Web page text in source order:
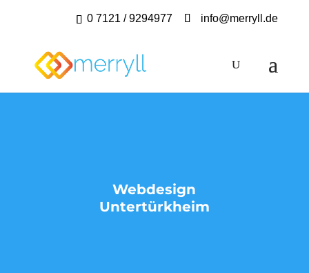
0 7121 / 9294977 info@merryll.de
Webdesign
Untertürkheim